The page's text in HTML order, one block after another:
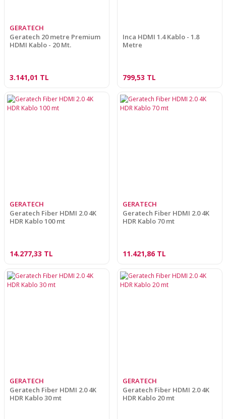
GERATECH
Geratech 20 metre Premium
HDMI Kablo - 20 Mt.
3.141,01 TL
Inca HDMI 1.4 Kablo - 1.8
Metre
799,53 TL
GERATECH
Geratech Fiber HDMI 2.0 4K
HDR Kablo 100 mt
14.277,33 TL
GERATECH
Geratech Fiber HDMI 2.0 4K
HDR Kablo 70 mt
11.421,86 TL
GERATECH
Geratech Fiber HDMI 2.0 4K
HDR Kablo 30 mt
GERATECH
Geratech Fiber HDMI 2.0 4K
HDR Kablo 20 mt